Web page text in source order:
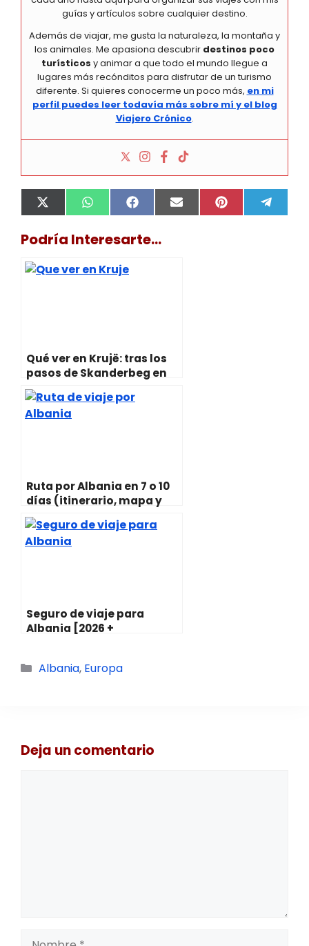
guías y artículos sobre cualquier destino.
Además de viajar, me gusta la naturaleza, la montaña y
los animales. Me apasiona descubrir destinos poco
turísticos y animar a que todo el mundo llegue a
lugares más recónditos para disfrutar de un turismo
diferente. Si quieres conocerme un poco más, en mi
perfil puedes leer todavía más sobre mí y el blog
Viajero Crónico.
Compartir
en
X
(
w
t
Compartir
en
W
h
t
A
p
Compartir
en
F
a
e
Compartir
en
E
m
Compartir
en
P
i en
e
Podría Interesarte...
Qué ver en Krujë: tras los
pasos de Skanderbeg en
Albania
Ruta por Albania en 7 o 10
días (itinerario, mapa y
consejos)
Seguro de viaje para
Albania [2026 +
Categorías
Albania, Europa
Deja un comentario
Nombre